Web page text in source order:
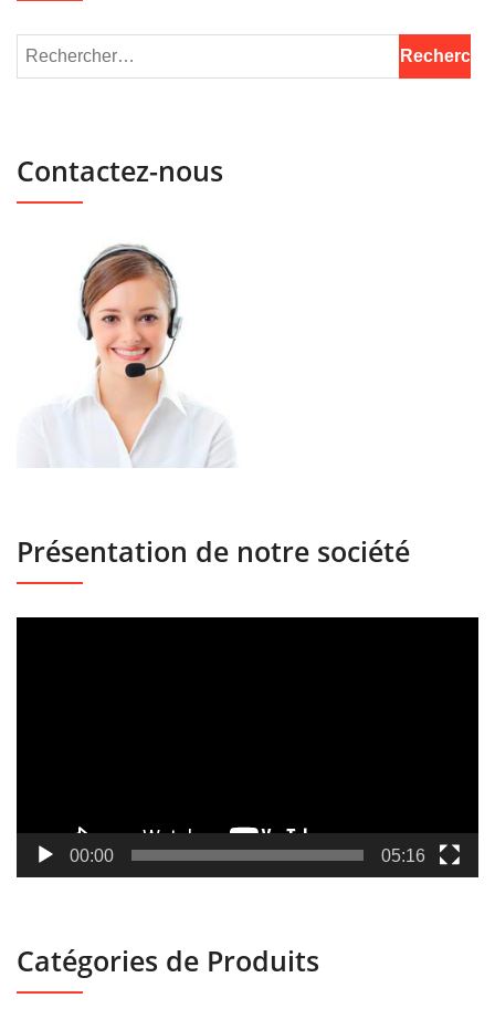
Contactez-nous
Présentation de notre société
00:00 05:16
Catégories de Produits